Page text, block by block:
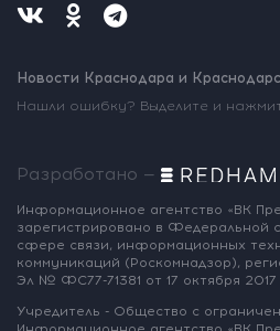
Новости Краснодара и
Нашли ошибку? Выделите и
Разработано —
Информационное агентство «ВК
зарегистрировано в Федеральной
сфере связи, информационных
коммуникаций (Роскомнадзор),
Эл № ФС77-71381 от 17 октября 2017
Учредитель - Общество с